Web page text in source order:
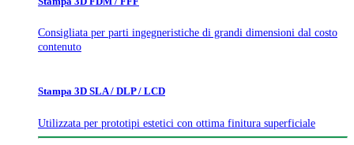
Consigliata per parti ingegneristiche di grandi dimensioni dal costo
contenuto
Stampa 3D SLA / DLP / LCD
Utilizzata per prototipi estetici con ottima finitura superficiale